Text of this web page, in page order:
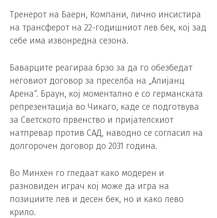
Тренерот на Баерн, Компани, лично инсистира
на трансферот на 22-годишниот лев бек, кој зад
себе има извонредна сезона.
Баварците реагираа брзо за да го обезбедат
неговиот договор за преселба на „Алијанц
Арена“. Браун, кој моментално е со германската
репрезентација во Чикаго, каде се подготвува
за Светското првенство и пријателскиот
натпревар против САД, наводно се согласил на
долгорочен договор до 2031 година.
Во Минхен го гледаат како модерен и
разновиден играч кој може да игра на
позициите лев и десен бек, но и како лево
крило.